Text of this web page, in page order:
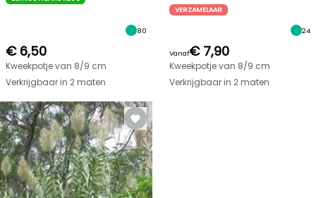
80
€ 6,50
Kweekpotje van 8/9 cm
Verkrijgbaar in 2 maten
VERZAMELAAR
24
Vanaf€ 7,90
Kweekpotje van 8/9 cm
Verkrijgbaar in 2 maten